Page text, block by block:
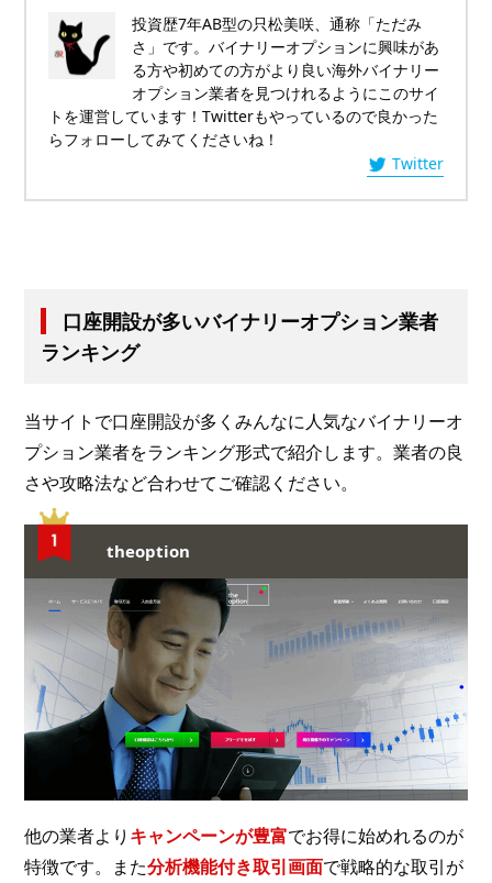
投資歴7年AB型の只松美咲、通称「ただみ
さ」です。バイナリーオプションに興味があ
る方や初めての方がより良い海外バイナリー
オプション業者を見つけれるようにこのサイ
トを運営しています！Twitterもやっているので良かった
らフォローしてみてくださいね！
Twitter
口座開設が多いバイナリーオプション業者
ランキング
当サイトで口座開設が多くみんなに人気なバイナリーオ
プション業者をランキング形式で紹介します。業者の良
さや攻略法など合わせてご確認ください。
theoption
他の業者より キャンペーンが豊富でお得に始めれるのが
特徴です。また分析機能付き取引画面で戦略的な取引が